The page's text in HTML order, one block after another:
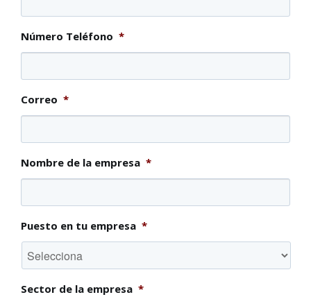
Número Teléfono *
Correo *
Nombre de la empresa *
Puesto en tu empresa *
Sector de la empresa *